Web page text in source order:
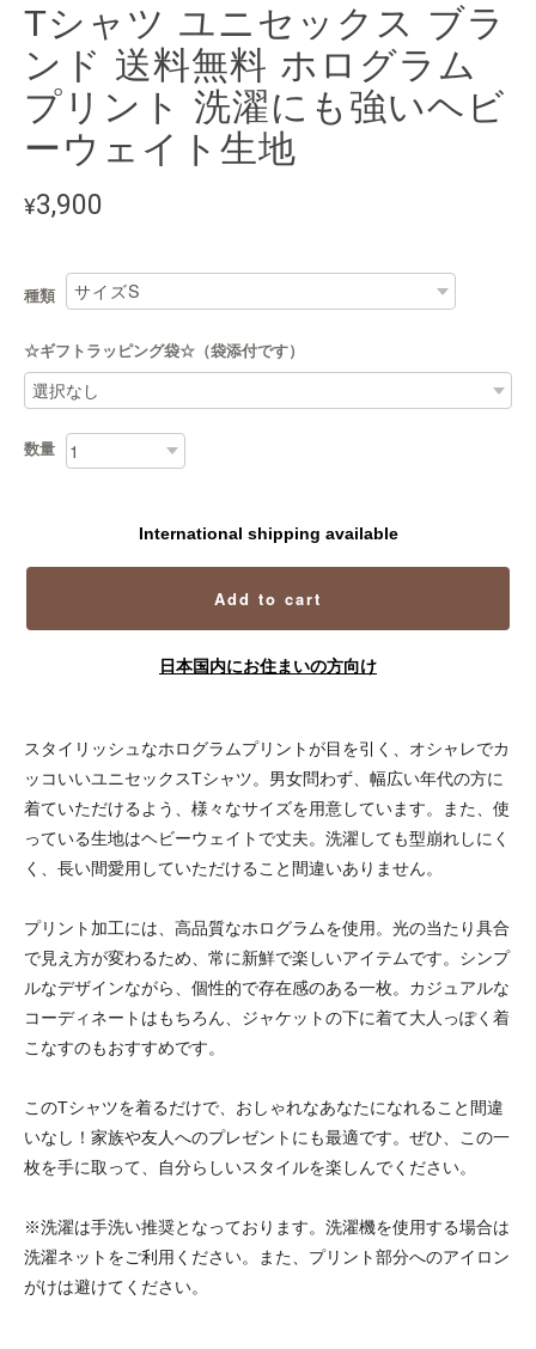
Tシャツ ユニセックス ブラ
ンド 送料無料 ホログラム
プリント 洗濯にも強いヘビ
ーウェイト生地
¥3,900
種類
☆ギフトラッピング袋☆（袋添付です）
数量
International shipping available
Add to cart
日本国内にお住まいの方向け
スタイリッシュなホログラムプリントが目を引く、オシャレでカ
ッコいいユニセックスTシャツ。男女問わず、幅広い年代の方に
着ていただけるよう、様々なサイズを用意しています。また、使
っている生地はヘビーウェイトで丈夫。洗濯しても型崩れしにく
く、長い間愛用していただけること間違いありません。
プリント加工には、高品質なホログラムを使用。光の当たり具合
で見え方が変わるため、常に新鮮で楽しいアイテムです。シンプ
ルなデザインながら、個性的で存在感のある一枚。カジュアルな
コーディネートはもちろん、ジャケットの下に着て大人っぽく着
こなすのもおすすめです。
このTシャツを着るだけで、おしゃれなあなたになれること間違
いなし！家族や友人へのプレゼントにも最適です。ぜひ、この一
枚を手に取って、自分らしいスタイルを楽しんでください。
※洗濯は手洗い推奨となっております。洗濯機を使用する場合は
洗濯ネットをご利用ください。また、プリント部分へのアイロン
がけは避けてください。